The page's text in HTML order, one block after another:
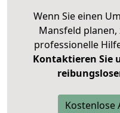
Wenn Sie einen
Mansfeld
professionelle
Kontaktieren Sie
Kostenlose